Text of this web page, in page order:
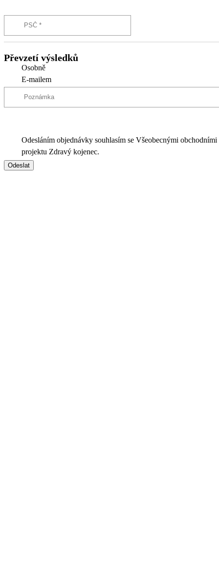
Převzetí výsledků
Osobně
E-mailem
Odesláním objednávky souhlasím se Všeobecnými
projektu Zdravý kojenec.